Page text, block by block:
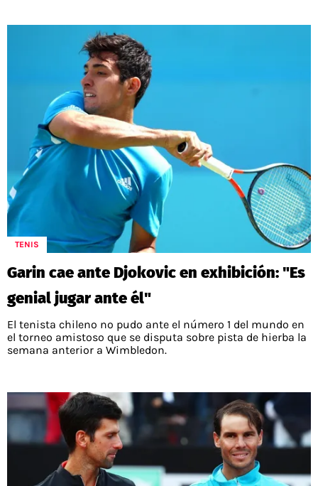
Ad Choices
RedGol, al igual que Futbol Sites, es una
compañía perteneciente a Better Collective.
Todos los derechos reservados
TENIS
Garin cae ante Djokovic en exhibición: "Es
genial jugar ante él"
El tenista chileno no pudo ante el número 1 del mundo en
el torneo amistoso que se disputa sobre pista de hierba la
semana anterior a Wimbledon.